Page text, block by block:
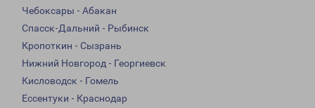
Чебоксары - Абакан
Спасск-Дальний - Рыбинск
Кропоткин - Сызрань
Нижний Новгород - Георгиевск
Кисловодск - Гомель
Ессентуки - Краснодар